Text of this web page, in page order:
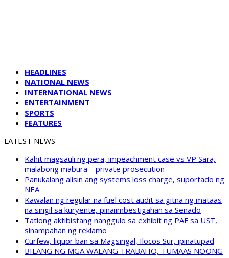
HEADLINES
NATIONAL NEWS
INTERNATIONAL NEWS
ENTERTAINMENT
SPORTS
FEATURES
LATEST NEWS
Kahit magsauli ng pera, impeachment case vs VP Sara,
malabong mabura – private prosecution
Panukalang alisin ang systems loss charge, suportado ng
NEA
Kawalan ng regular na fuel cost audit sa gitna ng mataas
na singil sa kuryente, pinaiimbestigahan sa Senado
Tatlong aktibistang nanggulo sa exhibit ng PAF sa UST,
sinampahan ng reklamo
Curfew, liquor ban sa Magsingal, Ilocos Sur, ipinatupad
BILANG NG MGA WALANG TRABAHO, TUMAAS NOONG